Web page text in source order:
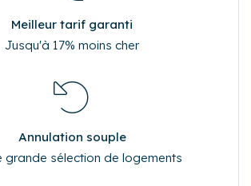
Meilleur tarif garanti
Jusqu'à 17% moins cher
Annulation souple
grande sélection de logements